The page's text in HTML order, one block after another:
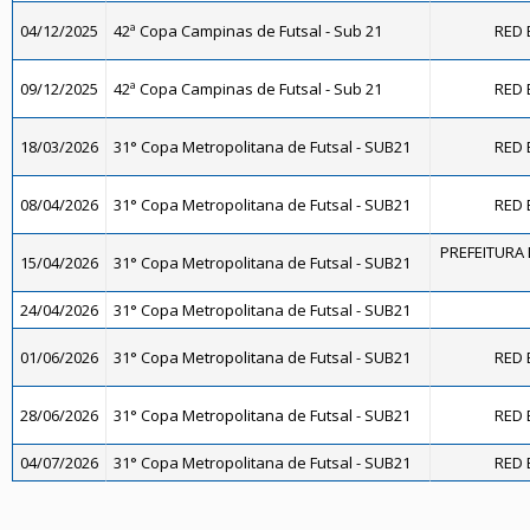
04/12/2025 42ª Copa Campinas de Futsal - Sub 21 RED
09/12/2025 42ª Copa Campinas de Futsal - Sub 21 RED
18/03/2026 31° Copa Metropolitana de Futsal - SUB21 RED
08/04/2026 31° Copa Metropolitana de Futsal - SUB21 RED
15/04/2026 31° Copa Metropolitana de Futsal - SUB21
24/04/2026 31° Copa Metropolitana de Futsal - SUB21
01/06/2026 31° Copa Metropolitana de Futsal - SUB21 RED
28/06/2026 31° Copa Metropolitana de Futsal - SUB21 RED
04/07/2026 31° Copa Metropolitana de Futsal - SUB21 RED